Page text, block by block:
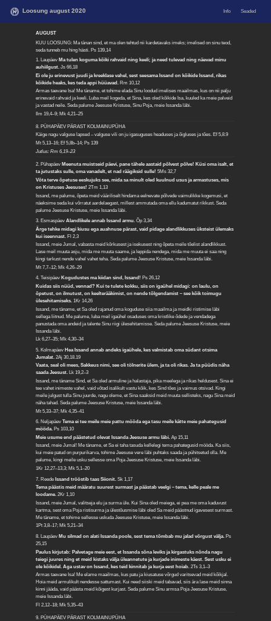
Loosung august 2020 Info Seaded
AUGUST
KUU LOOSUNG: Ma tänan sind, et ma olen tehtud nii kardetavaks imeks; imelised on sinu teod,
seda tunneb mu hing hästi. Ps 139,14
1. Laupäev Ma tulen koguma kõiki rahvaid ning keeli; ja need tulevad ning näevad minu
auhiilgust.Js 66,18
Ei ole ju erinevust juudi ja kreeklase vahel, sest seesama Issand on kõikide Issand, rikas
kõikide heaks, kes teda appi hüüavad.Rm 10,12
Armas taevane Isa! Me täname, et tohime elada Sinu loodud imelises maailmas, kus on nii palju
erinevaid rahvaid ja keeli. Luba meil kogeda, et Sina, kes oled kõikide Isa, kuuled ka meie palveid
ja vastad neile. Seda palume Jeesuse Kristuse, Sinu Poja, meie Issanda läbi.
Ilm 19,4–9; Mk 4,21–25
8. PÜHAPÄEV PÄRAST KOLMAINUPÜHA
Käige nagu valguse lapsed – valguse vili on ju igasuguses headuses ja õigluses ja tões. Ef 5,8.9
Mt 5,13–16; Ef 5,8b–14; Ps 139
Jutlus: Rm 6,19–23
2. Pühapäev Meenuta muistseid päevi, pane tähele aastaid põlvest põlve! Küsi oma isalt, et
ta jutustaks sulle, oma vanadelt, et nad räägiksid sulle!5Ms 32,7
Võta terve õpetuse eeskujuks see, mida sa minult oled kuulnud usus ja armastuses, mis
on Kristuses Jeesuses!2Tm 1,13
Issand, me palume, õpeta meid vääriliselt hindama eelnevate põlvede vaimulikke kogemusi, et
näeksime seda kui võrratut aardelaegast, millest ammutada oma ellu kadumatut rikkust. Seda
palume Jeesuse Kristuse, meie Issanda läbi.
3. EsmaspäevAlandlikele annab Issand armu.Õp 3,34
Ärge tehke midagi kiusu ega auahnuse pärast, vaid pidage alandlikkuses üksteist ülemaks
kui iseennast. Fl 2,3
Issand, meie Jumal, vabasta meid kõrkusest ja isekusest ning õpeta meile tõelist alandlikkust.
Lase meil muuta asju, mida me muuta saame, ja leppida nendega, mida me muuta ei saa ning
kingi tarkust nende vahel vahet teha. Seda palume Jeesuse Kristuse, meie Issanda läbi.
Mt 7,7–12; Mk 4,26–29
4. Teisipäev Kogudustes ma kiidan sind, Issand! Ps 26,12
Kuidas siis nüüd, vennad? Kui te tulete kokku, siis on igaühel midagi: on laulu, on
õpetust, on ilmutust, on keelterääkimist, on nende tõlgendamist – see kõik toimugu
ülesehitamiseks.1Kr 14,26
Issand, me täname, et Sa oled rajanud oma koguduse siia maailma ja meidki ristimise läbi
sellega liitnud. Me palume, luba meil igaühel osaduses oma kristlike õdede ja vendadega
panustada oma andeid ja talente Sinu riigi ülesehitamisse. Seda palume Jeesuse Kristuse, meie
Issanda läbi.
Lk 6,27–35; Mk 4,30–34
5. Kolmapäev Hea Issand annab andeks igaühele, kes valmistab oma südant otsima
Jumalat.2Aj 30,18.19
Vaata, seal oli mees, Sakkeus nimi, see oli tölnerite ülem, ja ta oli rikas. Ja ta püüdis näha
saada Jeesust. Lk 19,2–3
Issand, me täname Sind, et Sa oled armuline ja halastaja, pika meelega ja rikas heldusest. Sina ei
tee vahet inimeste vahel, vaid võtad isalikult vastu kõik, kes Sind tões ja vaimus otsivad. Kingi
meile julgust tulla Sinu juurde, nagu oleme, et Sina saaksid meid muuta sellisteks, nagu Sina meid
näha tahad. Seda palume Jeesuse Kristuse, meie Issanda läbi.
Mt 5,33–37; Mk 4,35–41
6. NeljapäevTema ei tee meile meie pattu mööda ega tasu meile kätte meie pahategusid
mööda. Ps 103,10
Meie usume end päästetud olevat Issanda Jeesuse armu läbi.Ap 15,11
Issand, meie Jumal! Me täname, et Sa ei taha tasuda kellelegi tema pahategusid mööda. Ka siis,
kui meie patud on purpurikarva, tohime Jeesuse vere läbi puhtaks saada ja pühitsetud olla. Me
palume, kingi meile usku sellesse oma Poja Jeesuse Kristuse, meie Issanda läbi.
1Kr 12,27–13,3; Mk 5,1–20
7. ReedeIssand trööstib taas Siionit.Sk 1,17
Tema päästis meid määratu suurest surmast ja päästab veelgi – tema, kelle peale me
loodame.2Kr 1,10
Issand, meie Jumal, valitseja elu ja surma üle. Kui Sina oled meiega, ei pea me oma kaduvust
kartma, sest oma Poja ristisurma ja ülestõusmise läbi oled Sa meid päästnud igavesest surmast.
Me täname, et tohime sellesse uskuda Jeesuse Kristuse, meie Issanda läbi.
1Pt 3,8–17; Mk 5,21–34
8. Laupäev Mu silmad on alati Issanda poole, sest tema tõmbab mu jalad võrgust välja. Ps
25,15
Paulus kirjutab: Palvetage meie eest, et Issanda sõna leviks ja kirgastuks nõnda nagu
teiegi juures ning et meid kistaks välja üleannetute ja kurjade inimeste käest. Sest usku ei
ole kõikidel. Aga ustav on Issand, kes teid kinnitab ja kurja eest hoiab.2Ts 3,1–3
Armas taevane Isa! Me elame maailmas, kus patu ja kiusatuse võrgud varitsevad meid kõikjal.
Hoia meid armulikult nendesse sattumast. Kui need siiski meid tabavad, siis ära lase meid sinna
kinni jääda, vaid päästa meid kõigest kurjast. Seda palume Sinu armsa Poja Jeesuse Kristuse,
meie Issanda läbi.
Fl 2,12–18; Mk 5,35–43
9. PÜHAPÄEV PÄRAST KOLMAINUPÜHA